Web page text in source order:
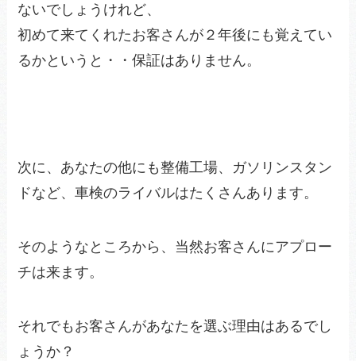
ないでしょうけれど、
初めて来てくれたお客さんが２年後にも覚えてい
るかというと・・保証はありません。
次に、あなたの他にも整備工場、ガソリンスタン
ドなど、車検のライバルはたくさんあります。
そのようなところから、当然お客さんにアプロー
チは来ます。
それでもお客さんがあなたを選ぶ理由はあるでし
ょうか？